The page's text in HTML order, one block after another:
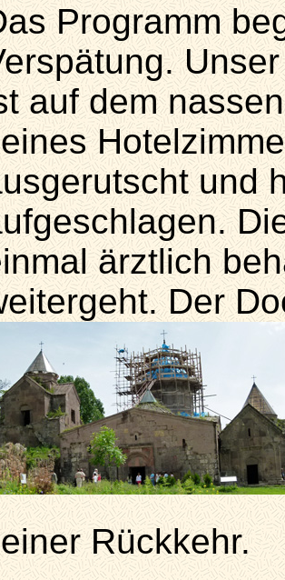
Programm
auf dem
und
ärztlich
Der
Rückkehr.